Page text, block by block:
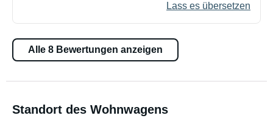
Lass es übersetzen
Alle 8 Bewertungen anzeigen
Standort des Wohnwagens